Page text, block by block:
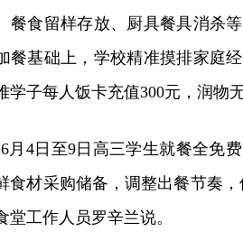
餐食留样存放、厨具餐具消杀
餐基础上，学校精准摸排家庭
学子每人饭卡充值300元，润物
月4日至9日高三学生就餐全免
食材采购储备，调整出餐节奏
堂工作人员罗辛兰说。